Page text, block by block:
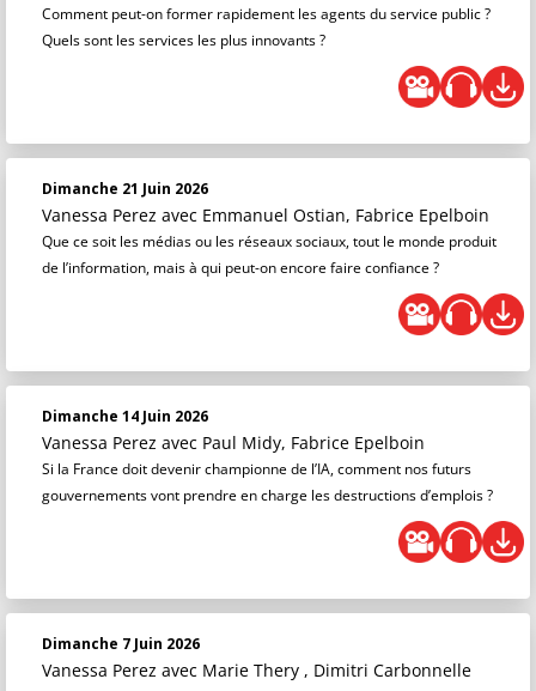
Comment peut-on former rapidement les agents du service public ?
Quels sont les services les plus innovants ?
Dimanche 21 Juin 2026
Vanessa Perez avec Emmanuel Ostian, Fabrice Epelboin
Que ce soit les médias ou les réseaux sociaux, tout le monde produit
de l’information, mais à qui peut-on encore faire confiance ?
Dimanche 14 Juin 2026
Vanessa Perez avec Paul Midy, Fabrice Epelboin
Si la France doit devenir championne de l’IA, comment nos futurs
gouvernements vont prendre en charge les destructions d’emplois ?
Dimanche 7 Juin 2026
Vanessa Perez avec Marie Thery , Dimitri Carbonnelle